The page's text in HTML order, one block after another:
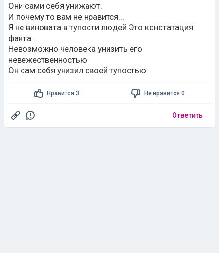
Они сами себя унижают.
И почему то вам не нравится...
Я не виновата в тупости людей Это констатация
факта.
Невозможно человека унизить его
невежественностью
Он сам себя унизил своей тупостью.
Нравится 3 Не нравится 0
Ответить